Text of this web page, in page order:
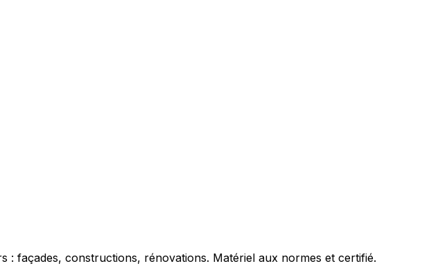
façades, constructions, rénovations. Matériel aux normes et certifié.